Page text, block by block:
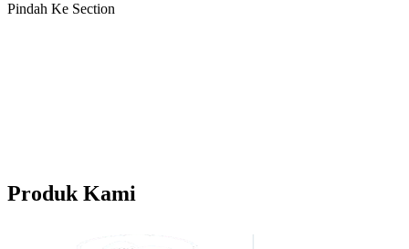
Pindah Ke Section
Produk Kami